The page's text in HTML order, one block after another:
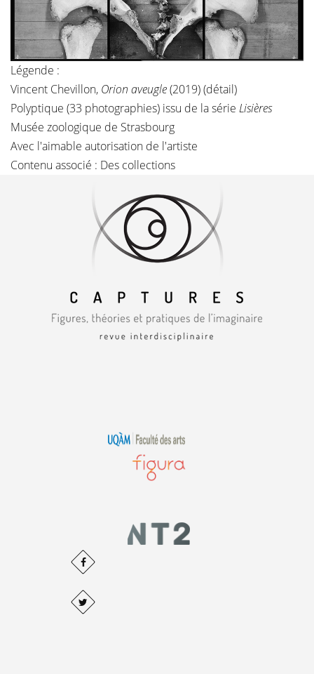
Légende :
Vincent Chevillon, Orion aveugle(2019) (détail)
Polyptique (33 photographies) issu de la série Lisières
Musée zoologique de Strasbourg
Avec l'aimable autorisation de l'artiste
Contenu associé : Des collections